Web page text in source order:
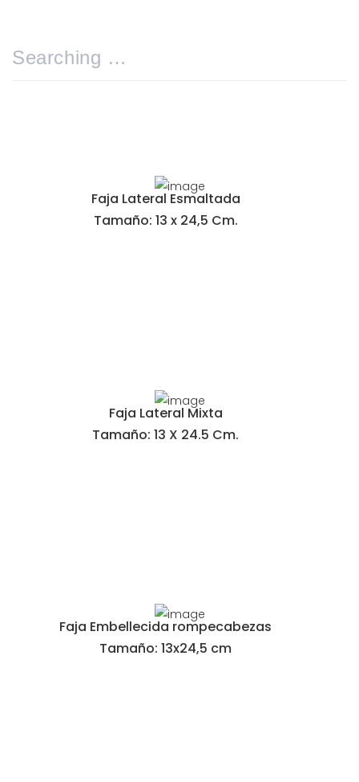
Faja Lateral Esmaltada
Tamaño: 13 x 24,5 Cm.
Faja Lateral Mixta
Tamaño: 13 X 24.5 Cm.
Faja Embellecida rompecabezas
Tamaño: 13x24,5 cm